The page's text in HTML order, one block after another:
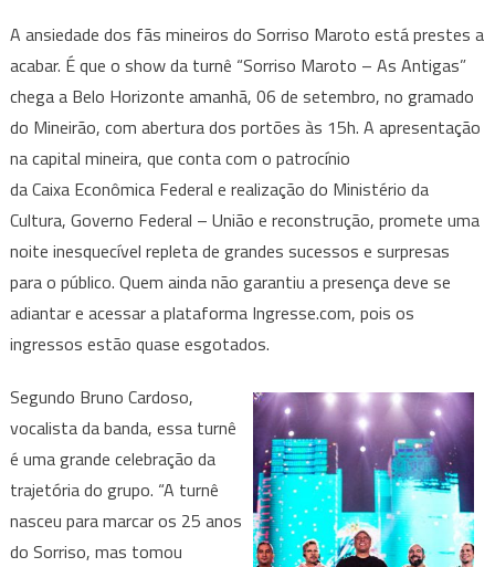
gramado
do
Mineirão
amanhã
A ansiedade dos fãs mineiros do Sorriso Maroto está prestes a
acabar. É que o show da turnê “Sorriso Maroto – As Antigas”
chega a Belo Horizonte amanhã, 06 de setembro, no gramado
do Mineirão, com abertura dos portões às 15h. A apresentação
na capital mineira, que conta com o patrocínio
da Caixa Econômica Federal e realização do Ministério da
Cultura, Governo Federal – União e reconstrução, promete uma
noite inesquecível repleta de grandes sucessos e surpresas
para o público. Quem ainda não garantiu a presença deve se
adiantar e acessar a plataforma Ingresse.com, pois os
ingressos estão quase esgotados.
Segundo Bruno Cardoso,
vocalista da banda, essa turnê
é uma grande celebração da
trajetória do grupo. “A turnê
nasceu para marcar os 25 anos
do Sorriso, mas tomou